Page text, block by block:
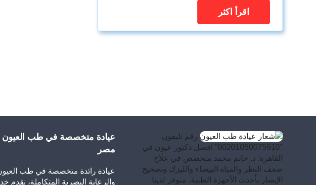
اقرأ اكثر
رقم تليفون
"00201050075910" افضل دكتور عيون في
القاهرة: د. حاتم محمد متخصص في علاج
ضعف النظر والمياه البيضاء والليزك وتصحيح
الإبصار بأحدث الأجهزة الطبية، متوفر لدينا
عيادة متخصصة في طب العيون
مصر
عيادة رائدة متخصصة في طب
والرعاية البصرية المتكاملة، نقدم